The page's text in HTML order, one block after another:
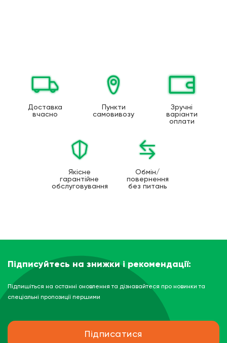
Доставка
вчасно
Пункти
самовивозу
Зручні
варіанти
оплати
Якісне
гарантійне
обслуговування
Обмін/
повернення
без питань
Підписуйтесь на знижки і рекомендації:
Підпишіться на останні оновлення та дізнавайтеся про новинки та
спеціальні пропозиції першими
Підписатися